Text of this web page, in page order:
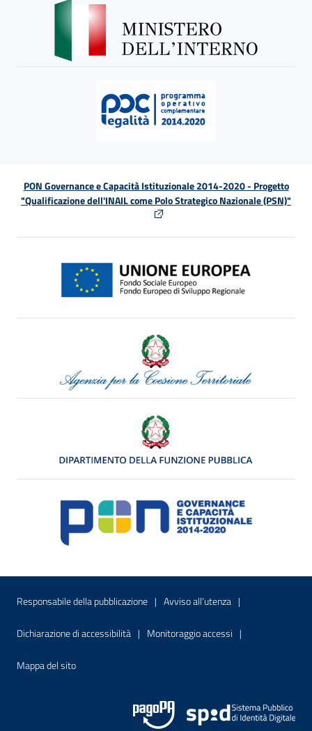
PON Governance e Capacità Istituzionale 2014-2020 - Progetto
"Qualificazione dell'INAIL come Polo Strategico Nazionale (PSN)"
Menu di servizio
Responsabile della pubblicazione Sito interno - Apre in una nuova
Avviso all’utenza Sito interno -
Dichiarazione di accessibilità Sito interno - Apre in una nuova finestra
Monitoraggio accessi Sito interno -
Mappa del sitoSito interno - Apre nella stessa finestra